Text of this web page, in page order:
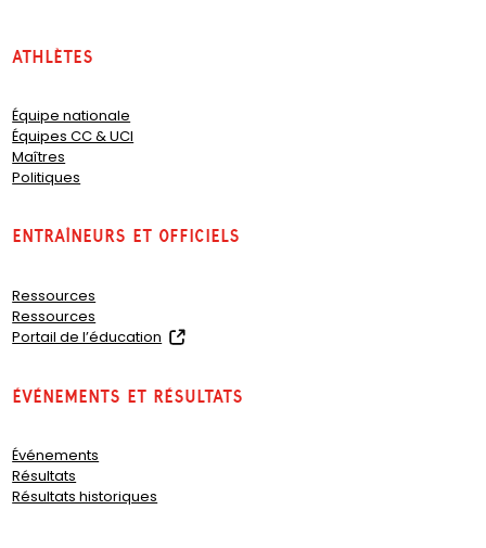
Athlètes
Équipe nationale
Équipes CC & UCI
Maîtres
Politiques
Entraîneurs et officiels
Ressources
Ressources
Portail de l’éducation
e
Événements et résultats
Événements
Résultats
Résultats historiques